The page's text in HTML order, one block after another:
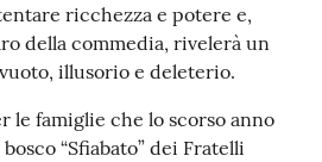
ricchezza e potere e,
della commedia, rivelerà un
illusorio e deleterio.
le famiglie che lo scorso anno
“Sfiabato” dei Fratelli